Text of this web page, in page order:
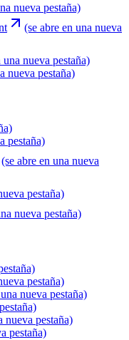
nueva pestaña)
(se abre en una nueva
una nueva pestaña)
nueva pestaña)
pestaña)
(se abre en una nueva
pestaña)
nueva pestaña)
pestaña)
nueva pestaña)
nueva pestaña)
pestaña)